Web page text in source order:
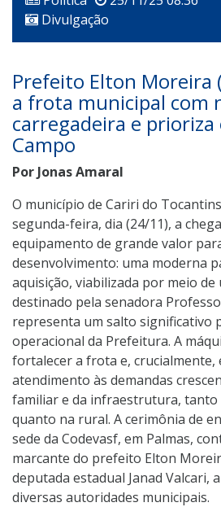
Divulgação
Prefeito Elton Moreira
a frota municipal com
carregadeira e
Campo
Por Jonas Amaral
O município de Cariri do
segunda-feira, dia (24/11), a
equipamento de grande valor
desenvolvimento: uma moderna
aquisição, viabilizada por meio de
destinado pela senadora
representa um salto significativo
operacional da Prefeitura. A
fortalecer a frota e, crucialmente,
atendimento às demandas
familiar e da infraestrutura, tanto
quanto na rural. A cerimônia de
sede da Codevasf, em Palmas,
marcante do prefeito Elton
deputada estadual Janad Valcari,
diversas autoridades municipais.